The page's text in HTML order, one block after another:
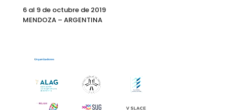
6 al 9 de octubre de 2019
MENDOZA – ARGENTINA